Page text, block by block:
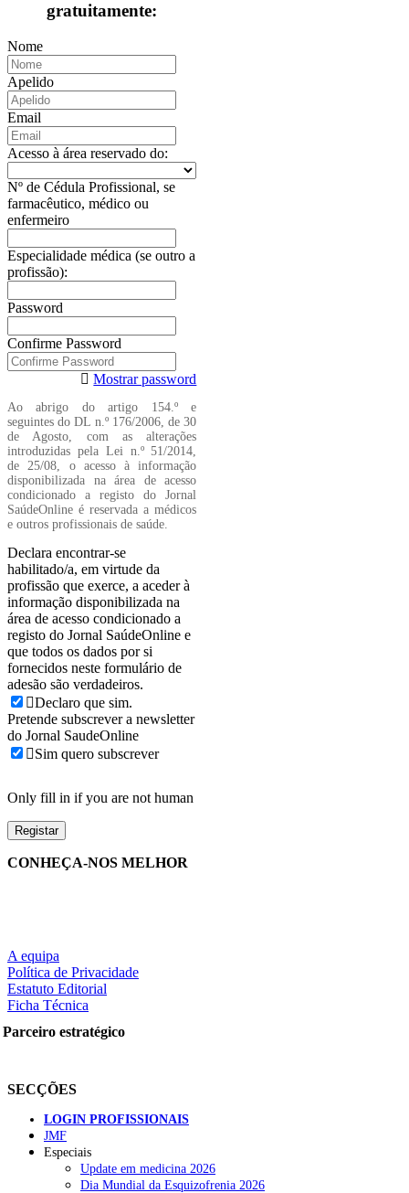
gratuitamente:
Nome
Apelido
Email
Acesso à área reservado do:
Nº de Cédula Profissional, se
farmacêutico, médico ou
enfermeiro
Especialidade médica (se outro a
profissão):
Password
Confirme Password
Mostrar password
Ao abrigo do artigo 154.º e
seguintes do DL n.º 176/2006, de 30
de Agosto, com as alterações
introduzidas pela Lei n.º 51/2014,
de 25/08, o acesso à informação
disponibilizada na área de acesso
condicionado a registo do Jornal
SaúdeOnline é reservada a médicos
e outros profissionais de saúde.
Declara encontrar-se
habilitado/a, em virtude da
profissão que exerce, a aceder à
informação disponibilizada na
área de acesso condicionado a
registo do Jornal SaúdeOnline e
que todos os dados por si
fornecidos neste formulário de
adesão são verdadeiros.
Declaro que sim.
Pretende subscrever a newsletter
do Jornal SaudeOnline
Sim quero subscrever
Only fill in if you are not human
CONHEÇA-NOS MELHOR
A equipa
Política de Privacidade
Estatuto Editorial
Ficha Técnica
Parceiro estratégico
SECÇÕES
LOGIN PROFISSIONAIS
JMF
Especiais
Update em medicina 2026
Dia Mundial da Esquizofrenia 2026